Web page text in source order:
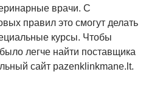
врачи. С
правил это смогут делать
курсы. Чтобы
легче найти поставщика
сайт pazenklinkmane.lt.